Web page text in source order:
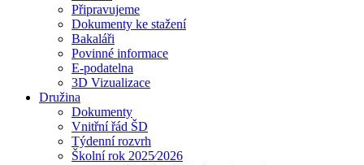
Připravujeme
Dokumenty ke stažení
Bakaláři
Povinné informace
E-podatelna
3D Vizualizace
Družina
Dokumenty
Vnitřní řád ŠD
Týdenní rozvrh
Školní rok 2025⁄2026